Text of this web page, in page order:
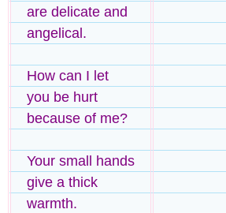
are delicate and
angelical.
How can I let
you be hurt
because of me?
Your small hands
give a thick
warmth.